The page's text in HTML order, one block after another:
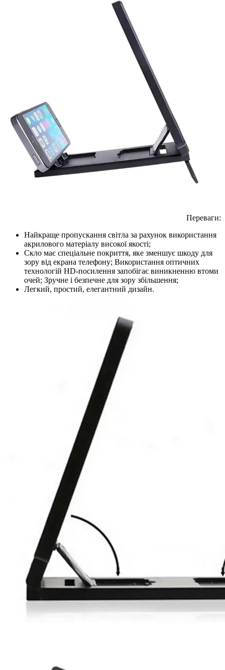
Переваги:
Найкраще пропускання світла за рахунок використання
акрилового матеріалу високої якості;
Скло має спеціальне покриття, яке зменшує шкоду для
зору від екрана телефону; Використання оптичних
технологій HD-посилення запобігає виникненню втоми
очей; Зручне і безпечне для зору збільшення;
Легкий, простий, елегантний дизайн.